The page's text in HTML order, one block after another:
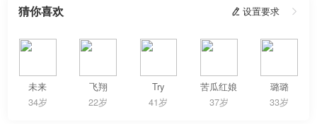
猜你喜欢  设置要求 
未来
34岁
飞翔
22岁
Try
41岁
苦瓜红娘
37岁
璐璐
33岁